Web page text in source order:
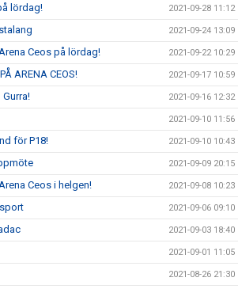
lördag! 2021-09-28 11:12
2021-09-24 13:09
Ceos på lördag! 2021-09-22 10:29
ARENA CEOS! 2021-09-17 10:59
2021-09-16 12:32
2021-09-10 11:56
för P18! 2021-09-10 10:43
2021-09-09 20:15
Ceos i helgen! 2021-09-08 10:23
2021-09-06 09:10
2021-09-03 18:40
2021-09-01 11:05
2021-08-26 21:30